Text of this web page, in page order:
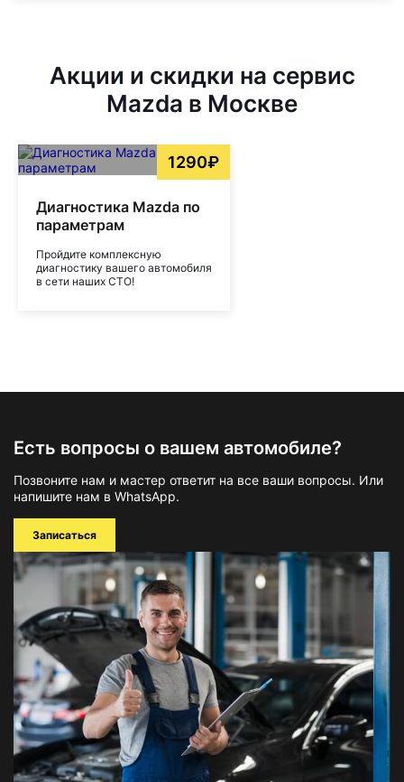
Акции и скидки на сервис
Mazda в Москве
1290₽
Диагностика Mazda по
параметрам
Пройдите комплексную
диагностику вашего автомобиля
в сети наших СТО!
Есть вопросы о вашем автомобиле?
Позвоните нам и мастер ответит на все ваши вопросы. Или
напишите нам в WhatsApp.
Записаться